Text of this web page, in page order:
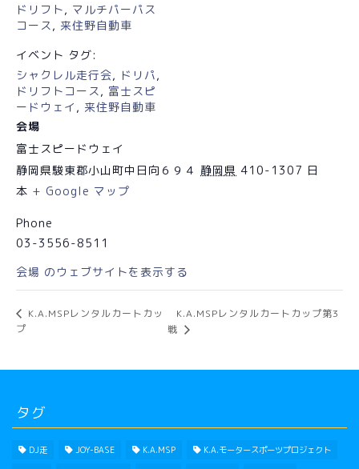
ドリフト , マルチパーパス
コース , 来住野自動車
イベント タグ:
シャクレル走行会, ドリパ ,
ドリフトコース , 富士スピ
ードウェイ , 来住野自動車
会場
富士スピードウェイ
静岡県駿東郡小山町中日向６９４ 静岡県 410-1307 日
本 + Google マップ
Phone
03-3556-8511
会場 のウェブサイトを表示する
K.A.MSPレンタルカートカッ
プ
K.A.MSPレンタルカートカップ第3
戦
タグ
DJ走 JOY-BASE K.A.MSP K.A.モータースポーツプロジェクト